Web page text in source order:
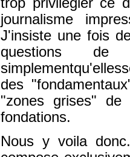
journalisme
J'insiste une fois
questions de
des
"zones grises"
fondations.
Nous y voila